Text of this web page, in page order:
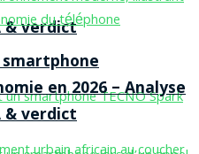
& verdict
smartphone
en 2026 – Analyse
& verdict